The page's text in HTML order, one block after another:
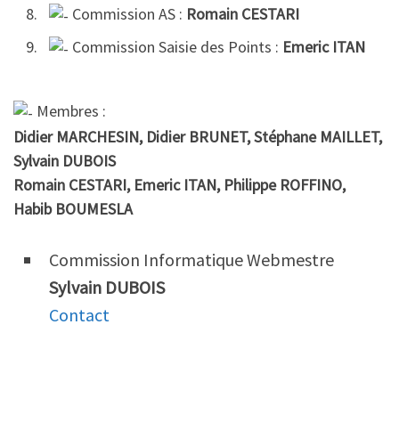
Commission AS : Romain CESTARI
Commission Saisie des Points : Emeric ITAN
Membres :
Didier MARCHESIN, Didier BRUNET, Stéphane MAILLET,
Sylvain DUBOIS
Romain CESTARI, Emeric ITAN, Philippe ROFFINO,
Habib BOUMESLA
Commission Informatique Webmestre
Sylvain DUBOIS
Contact